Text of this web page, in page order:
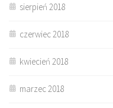
sierpień 2018
czerwiec 2018
kwiecień 2018
marzec 2018